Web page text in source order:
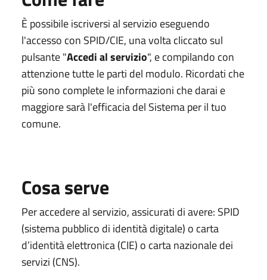
È possibile iscriversi al servizio eseguendo
l'accesso con SPID/CIE, una volta cliccato sul
pulsante "Accedi al servizio", e compilando con
attenzione tutte le parti del modulo. Ricordati che
più sono complete le informazioni che darai e
maggiore sarà l'efficacia del Sistema per il tuo
comune.
Cosa serve
Per accedere al servizio, assicurati di avere: SPID
(sistema pubblico di identità digitale) o carta
d’identità elettronica (CIE) o carta nazionale dei
servizi (CNS).